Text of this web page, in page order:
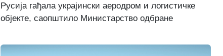
Русија гађала украјински аеродром и логистичке
објекте, саопштило Министарство одбране